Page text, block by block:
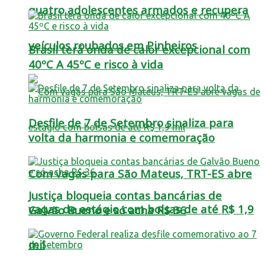
quatro adolescentes armados e recupera
veículos roubados em Pinheiros
Com vagas para São Mateus, TRT-ES abre
vagas de estágio com bolsas de até R$ 1,9
mil
Brasil terá onda de calor excepcional com
40ºC A 45ºC e risco à vida
Desfile de 7 de Setembro sinaliza para
volta da harmonia e comemoração
Justiça bloqueia contas bancárias de
Galvão Bueno e só acha R$ 36